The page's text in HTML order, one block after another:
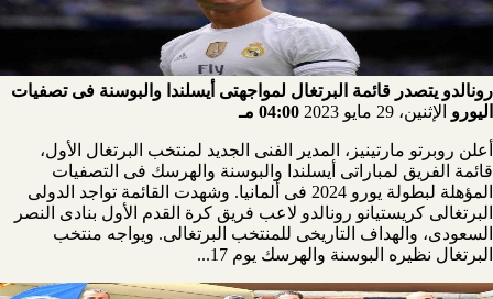
رونالدو يتصدر قائمة البرتغال لمواجهتى أيسلندا والبوسنة فى تصفيات
اليورو الإثنين، 29 مايو 2023 04:00 مـ
أعلن روبرتو مارتينيز، المدير الفنى الجديد لمنتخب البرتغال الأول،
قائمة الفريق لمباراتى أيسلندا والبوسنة والهرسك فى التصفيات
المؤهلة لبطولة يورو 2024 فى ألمانيا. وشهدت القائمة تواجد الدولى
البرتغالى كريستيانو رونالدو لاعب فريق كرة القدم الأول بنادى النصر
السعودى، والهداف التاريخى للمنتخب البرتغالى. ويواجه منتخب
البرتغال نظيره البوسنة والهرسك يوم 17...